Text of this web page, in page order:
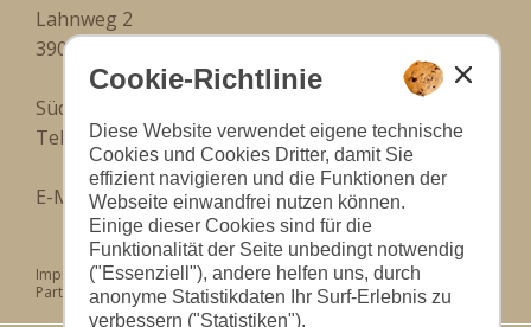
Cookie-Richtlinie
Diese Website verwendet eigene technische
Cookies und Cookies Dritter, damit Sie
effizient navigieren und die Funktionen der
Webseite einwandfrei nutzen können.
Einige dieser Cookies sind für die
Funktionalität der Seite unbedingt notwendig
("Essenziell"), andere helfen uns, durch
anonyme Statistikdaten Ihr Surf-Erlebnis zu
verbessern ("Statistiken").
Lahnweg 2
39020 Marling
Südtirol - Italien
Tel.: (+39) 334 656 6913
E-Mail:info@moserhof.bz.it
Impressum | Datenschutz | Cookies |
Partner: www.suedtirol-ferien.it | Seite drucken